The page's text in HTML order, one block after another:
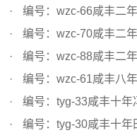
编号：wzc-66咸丰二
编号：wzc-70咸丰二
编号：wzc-88咸丰二
编号：wzc-61咸丰八
编号：tyg-33咸丰十
编号：tyg-30咸丰十年